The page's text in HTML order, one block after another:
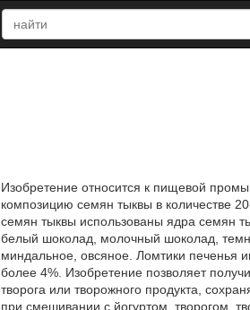
Изобретение относится к пищевой
композицию семян тыквы в количестве
семян тыквы использованы ядра семян
белый шоколад, молочный шоколад,
миндальное, овсяное. Ломтики печенья
более 4%. Изобретение позволяет
творога или творожного продукта,
при смешивании с йогуртом, творогом,